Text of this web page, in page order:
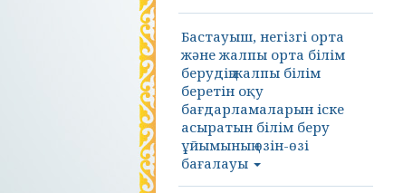
Бастауыш, негізгі орта
және жалпы орта білім
берудің жалпы білім
беретін оқу
бағдарламаларын іске
асыратын білім беру
ұйымының өзін-өзі
бағалауы